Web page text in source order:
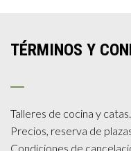
TÉRMINOS Y
Talleres de cocina y catas.
Precios, reserva de
Condiciones de